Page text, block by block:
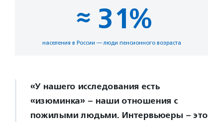
≈ 31%
населения в России — люди пенсионного возраста
«У нашего исследования есть
«изюминка» – наши отношения с
пожилыми людьми. Интервьюеры – это